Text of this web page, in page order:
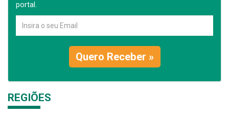
portal.
Quero Receber »
REGIÕES